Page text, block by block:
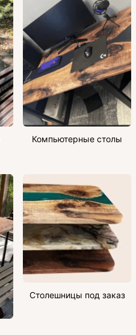
Компьютерные столы
Столешницы под заказ